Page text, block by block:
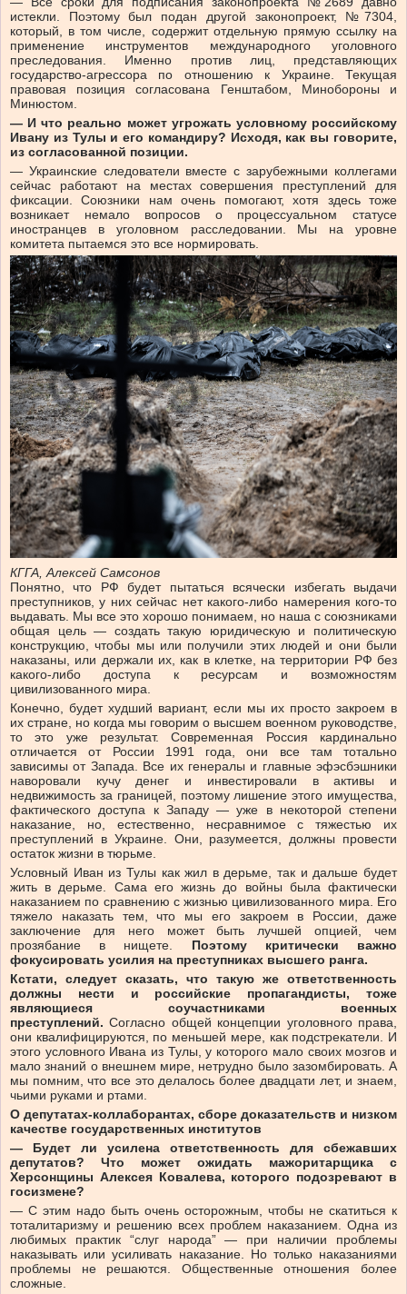
истекли. Поэтому был подан другой законопроект, №7304,
который, в том числе, содержит отдельную прямую ссылку на
применение инструментов международного уголовного
преследования. Именно против лиц, представляющих
государство-агрессора по отношению к Украине. Текущая
правовая позиция согласована Генштабом, Минобороны и
Минюстом.
— И что реально может угрожать условному российскому
Ивану из Тулы и его командиру? Исходя, как вы говорите,
из согласованной позиции.
— Украинские следователи вместе с зарубежными коллегами
сейчас работают на местах совершения преступлений для
фиксации. Союзники нам очень помогают, хотя здесь тоже
возникает немало вопросов о процессуальном статусе
иностранцев в уголовном расследовании. Мы на уровне
комитета пытаемся это все нормировать.
КГГА, Алексей Самсонов
Понятно, что РФ будет пытаться всячески избегать выдачи
преступников, у них сейчас нет какого-либо намерения кого-то
выдавать. Мы все это хорошо понимаем, но наша с союзниками
общая цель — создать такую юридическую и политическую
конструкцию, чтобы мы или получили этих людей и они были
наказаны, или держали их, как в клетке, на территории РФ без
какого-либо доступа к ресурсам и возможностям
цивилизованного мира.
Конечно, будет худший вариант, если мы их просто закроем в
их стране, но когда мы говорим о высшем военном руководстве,
то это уже результат. Современная Россия кардинально
отличается от России 1991 года, они все там тотально
зависимы от Запада. Все их генералы и главные эфэсбэшники
наворовали кучу денег и инвестировали в активы и
недвижимость за границей, поэтому лишение этого имущества,
фактического доступа к Западу — уже в некоторой степени
наказание, но, естественно, несравнимое с тяжестью их
преступлений в Украине. Они, разумеется, должны провести
остаток жизни в тюрьме.
Условный Иван из Тулы как жил в дерьме, так и дальше будет
жить в дерьме. Сама его жизнь до войны была фактически
наказанием по сравнению с жизнью цивилизованного мира. Его
тяжело наказать тем, что мы его закроем в России, даже
заключение для него может быть лучшей опцией, чем
прозябание в нищете. Поэтому критически важно
фокусировать усилия на преступниках высшего ранга.
Кстати, следует сказать, что такую же ответственность
должны нести и российские пропагандисты, тоже
являющиеся соучастниками военных
преступлений.Согласно общей концепции уголовного права,
они квалифицируются, по меньшей мере, как подстрекатели. И
этого условного Ивана из Тулы, у которого мало своих мозгов и
мало знаний о внешнем мире, нетрудно было зазомбировать. А
мы помним, что все это делалось более двадцати лет, и знаем,
чьими руками и ртами.
О депутатах-коллаборантах, сборе доказательств и низком
качестве государственных институтов
— Будет ли усилена ответственность для сбежавших
депутатов? Что может ожидать мажоритарщика с
Херсонщины Алексея Ковалева, которого подозревают в
госизмене?
— С этим надо быть очень осторожным, чтобы не скатиться к
тоталитаризму и решению всех проблем наказанием. Одна из
любимых практик “слуг народа” — при наличии проблемы
наказывать или усиливать наказание. Но только наказаниями
проблемы не решаются. Общественные отношения более
сложные.